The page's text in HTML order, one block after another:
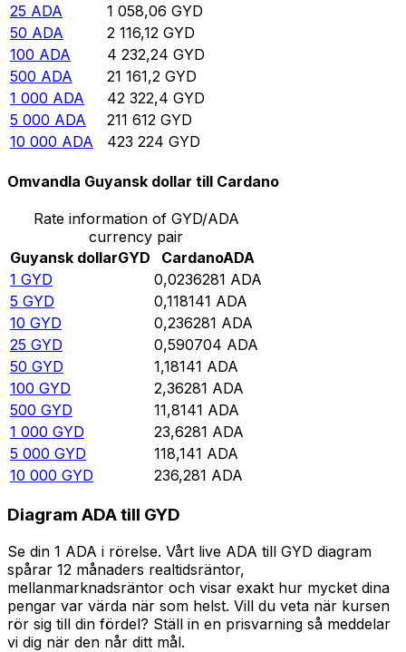
25 ADA 1 058,06 GYD
50 ADA 2 116,12 GYD
100 ADA 4 232,24 GYD
500 ADA 21 161,2 GYD
1 000 ADA 42 322,4 GYD
5 000 ADA 211 612 GYD
10 000 ADA 423 224 GYD
Omvandla Guyansk dollar till Cardano
Rate information of GYD/ADA
currency pair
Guyansk dollarGYD CardanoADA
1 GYD 0,0236281 ADA
5 GYD 0,118141 ADA
10 GYD 0,236281 ADA
25 GYD 0,590704 ADA
50 GYD 1,18141 ADA
100 GYD 2,36281 ADA
500 GYD 11,8141 ADA
1 000 GYD 23,6281 ADA
5 000 GYD 118,141 ADA
10 000 GYD 236,281 ADA
Diagram ADA till GYD
Se din 1 ADA i rörelse. Vårt live ADA till GYD diagram
spårar 12 månaders realtidsräntor,
mellanmarknadsräntor och visar exakt hur mycket dina
pengar var värda när som helst. Vill du veta när kursen
rör sig till din fördel? Ställ in en prisvarning så meddelar
vi dig när den når ditt mål.